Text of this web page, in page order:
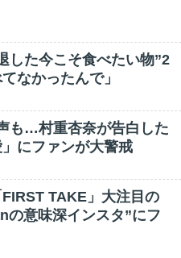
した今こそ食べたい物”2
なかったんで」
も…村重杏奈が告白した
」にファンが大警戒
TAKE」大注目の
の意味深インスタ”にフ